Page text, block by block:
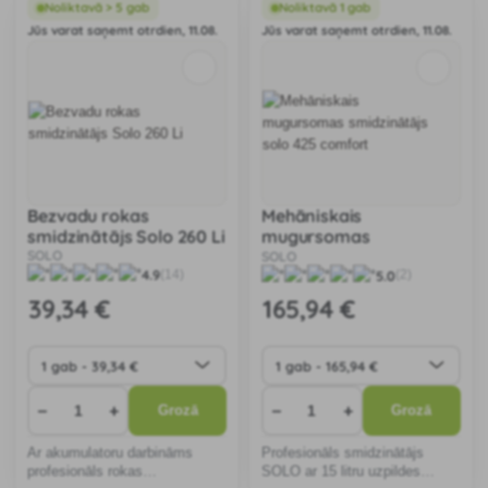
uz zemes vai virs galvas.
Noliktavā > 5 gab
Jūs varat saņemt otrdien, 11.08.
Bezvadu rokas
smidzinātājs Solo 260 Li
SOLO
4.9(14)
39,34 €
− + Grozā
Ar akumulatoru darbināms
profesionāls rokas
Noliktavā 1 gab
Jūs varat saņemt otrdien, 11.08.
Mehāniskais
mugursomas
smidzinātājs solo 425
comfort
SOLO
5.0
165,94 €
− + Grozā
Profesionāls smidzinātājs
SOLO ar 15 litru uzpildes